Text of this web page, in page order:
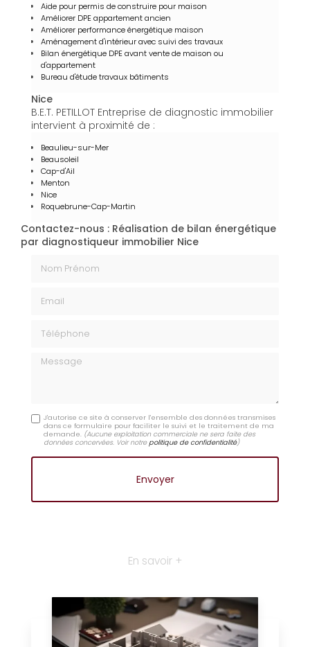
Aide pour permis de construire pour maison
Améliorer DPE appartement ancien
Améliorer performance énergétique maison
Aménagement d'intérieur avec suivi des travaux
Bilan énergétique DPE avant vente de maison ou
d'appartement
Bureau d'étude travaux bâtiments
Nice
B.E.T. PETILLOT Entreprise de diagnostic immobilier
intervient à proximité de :
Beaulieu-sur-Mer
Beausoleil
Cap-d'Ail
Menton
Nice
Roquebrune-Cap-Martin
Contactez-nous : Réalisation de bilan énergétique
par diagnostiqueur immobilier Nice
Message
J'autorise ce site à conserver l'ensemble des données transmises
dans ce formulaire pour faciliter le suivi et le traitement de ma
demande. (Aucune exploitation commerciale ne sera faite des
données concervées. Voir notrepolitique de confidentialité)
En savoir +